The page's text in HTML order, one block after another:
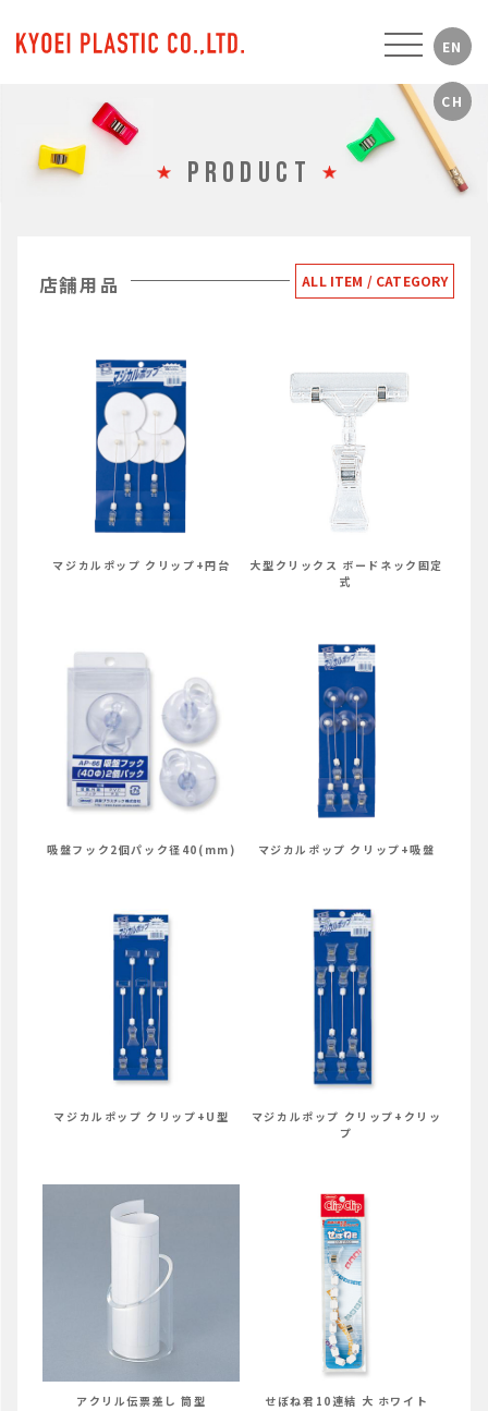
PRODUCT
店舗用品 ALL ITEM / CATEGORY
マジカルポップ クリップ+円台
大型クリックス ボードネック固定
式
吸盤フック2個パック径40(mm) マジカルポップ クリップ+吸盤
マジカルポップ クリップ+U型
マジカルポップ クリップ+クリッ
プ
アクリル伝票差し 筒型 せぼね君10連結 大 ホワイト